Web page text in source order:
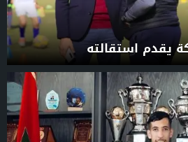
يقدم استقالته